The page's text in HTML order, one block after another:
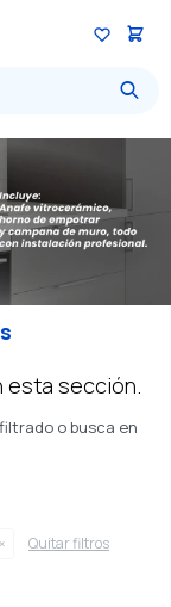
esta sección.
o busca en
Quitar filtros